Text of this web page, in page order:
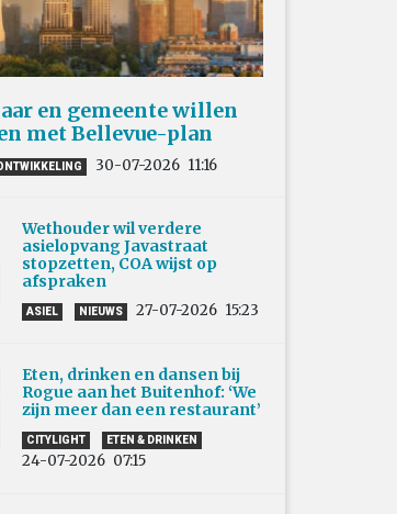
en gemeente willen
met Bellevue-plan
30-07-2026 11:16
Wethouder wil verdere
asielopvang Javastraat
stopzetten, COA wijst op
afspraken
ASIEL NIEUWS 27-07-2026 15:23
Eten, drinken en dansen bij
Rogue aan het Buitenhof: ‘We
zijn meer dan een restaurant’
CITYLIGHT ETEN & DRINKEN
24-07-2026 07:15